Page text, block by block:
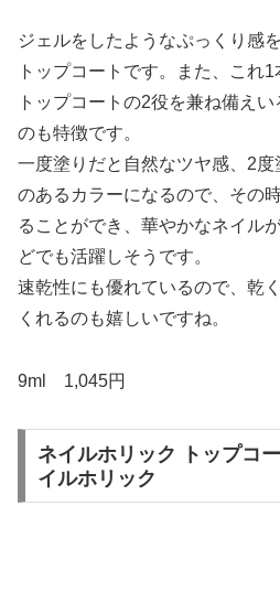
ジェルをしたようなぷっくり感
トップコートです。また、これ
トップコートの2役を兼ね備え
のも特徴です。
一度塗りだと自然なツヤ感、2
のあるカラーになるので、その
ることができ、華やかなネイル
どでも活躍しそうです。
速乾性にも優れているので、乾
くれるのも嬉しいですね。
9ml 1,045円
ネイルホリック トップコ
イルホリック